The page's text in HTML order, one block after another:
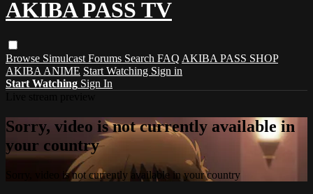
AKIBA PASS TV
Browse Simulcast Forums Search FAQ AKIBA PASS SHOP
AKIBA ANIME Start Watching Sign in
Start Watching Sign In
Sorry, video is not currently available in
your country
Sorry, video is not currently available in your country